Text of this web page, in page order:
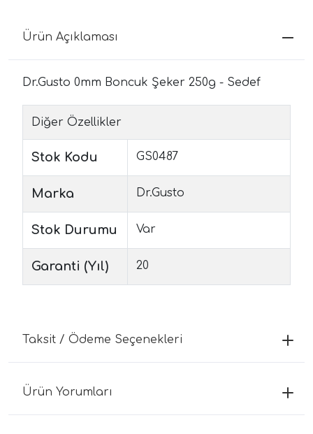
Ürün Açıklaması
Dr.Gusto 0mm Boncuk Şeker 250g - Sedef
Diğer Özellikler
Stok Kodu GS0487
Marka Dr.Gusto
Stok Durumu Var
Garanti (Yıl) 20
Taksit / Ödeme Seçenekleri
Ürün Yorumları